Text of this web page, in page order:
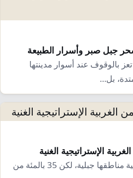
جبل صبر وأسرار الطبيعة
بالوقوف عند أسوار مدينتها
بل…
الإستراتيجية الغنية
رغم أن محافظة تعز غالبية مناطقها جبلية، لكن 35 بالمئة من